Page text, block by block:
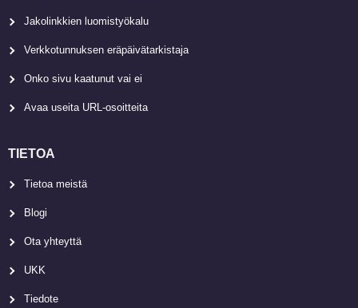
Jakolinkkien luomistyökalu
Verkkotunnuksen eräpäivätarkistaja
Onko sivu kaatunut vai ei
Avaa useita URL-osoitteita
TIETOA
Tietoa meistä
Blogi
Ota yhteyttä
UKK
Tiedote